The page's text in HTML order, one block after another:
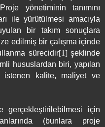
yönetiminin tanımını
ile yürütülmesi amacıyla
bir takım sonuçlara
edilmiş bir çalışma içinde
sürecidir[1]şeklinde
hususlardan biri, yapılan
istenen kalite, maliyet ve
gerçekleştirilebilmesi için
(bunlara proje